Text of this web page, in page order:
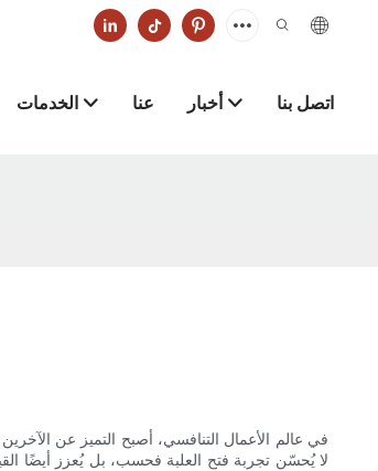
الخدمات عنا أخبار اتصل بنا
في عالم الأعمال التنافسي، أصبح التميز عن
لا يُحسّن تجربة فتح العلبة فحسب، بل يُعزز أيضًا